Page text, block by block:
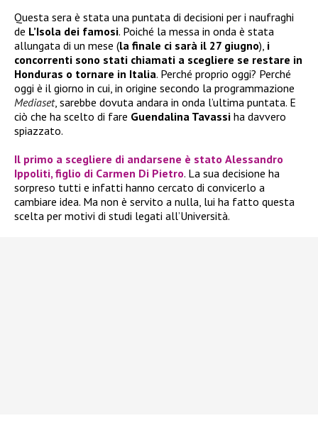
Questa sera è stata una puntata di decisioni per i naufraghi
de L’Isola dei famosi. Poiché la messa in onda è stata
allungata di un mese (la finale ci sarà il 27 giugno), i
concorrenti sono stati chiamati a scegliere se restare in
Honduras o tornare in Italia. Perché proprio oggi? Perché
oggi è il giorno in cui, in origine secondo la programmazione
Mediaset, sarebbe dovuta andara in onda l’ultima puntata. E
ciò che ha scelto di fare Guendalina Tavassi ha davvero
spiazzato.
Il primo a scegliere di andarsene è stato Alessandro
Ippoliti, figlio di Carmen Di Pietro. La sua decisione ha
sorpreso tutti e infatti hanno cercato di convicerlo a
cambiare idea. Ma non è servito a nulla, lui ha fatto questa
scelta per motivi di studi legati all’Università.